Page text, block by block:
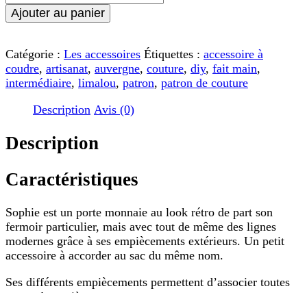
de
Patron
couture
-
Porte-
monnaie
Sophie
Ajouter au panier
Catégorie : Les accessoires Étiquettes : accessoire à
coudre, artisanat, auvergne, couture, diy, fait main,
intermédiaire, limalou, patron, patron de couture
Description Avis (0)
Description
Caractéristiques
Sophie est un porte monnaie au look rétro de part son
fermoir particulier, mais avec tout de même des lignes
modernes grâce à ses empiècements extérieurs. Un petit
accessoire à accorder au sac du même nom.
Ses différents empiècements permettent d’associer toutes